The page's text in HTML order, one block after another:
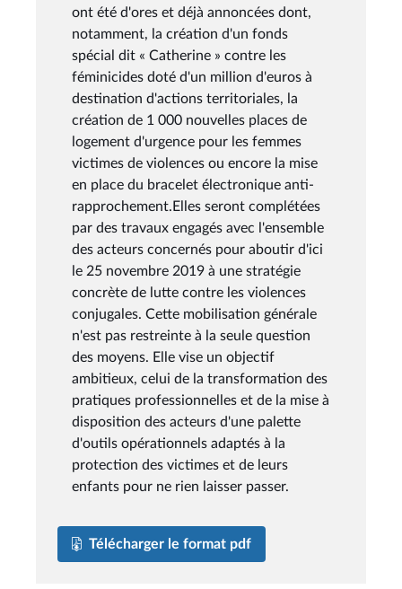
ont été d'ores et déjà annoncées dont,
notamment, la création d'un fonds
spécial dit « Catherine » contre les
féminicides doté d'un million d'euros à
destination d'actions territoriales, la
création de 1 000 nouvelles places de
logement d'urgence pour les femmes
victimes de violences ou encore la mise
en place du bracelet électronique anti-
rapprochement.Elles seront complétées
par des travaux engagés avec l'ensemble
des acteurs concernés pour aboutir d'ici
le 25 novembre 2019 à une stratégie
concrète de lutte contre les violences
conjugales. Cette mobilisation générale
n'est pas restreinte à la seule question
des moyens. Elle vise un objectif
ambitieux, celui de la transformation des
pratiques professionnelles et de la mise à
disposition des acteurs d'une palette
d'outils opérationnels adaptés à la
protection des victimes et de leurs
enfants pour ne rien laisser passer.
Télécharger le format pdf